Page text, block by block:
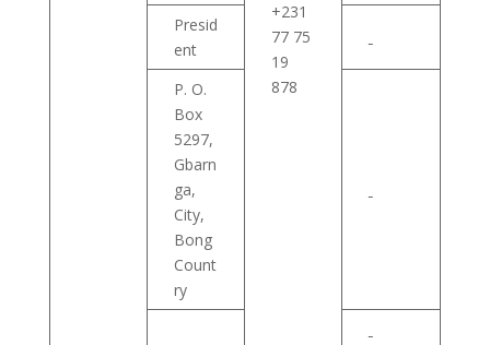
+231
77 75
19
878
Presid
ent
P. O.
Box
5297,
Gbarn
ga,
City,
Bong
Count
ry